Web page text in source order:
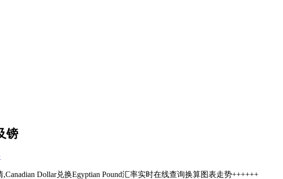
镑
Dollar兑换Egyptian Pound汇率实时在线查询换算图表走势++++++